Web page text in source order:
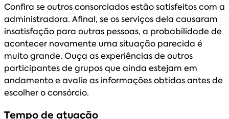
Confira se outros consorciados estão satisfeitos com a
administradora. Afinal, se os serviços dela causaram
insatisfação para outras pessoas, a probabilidade de
acontecer novamente uma situação parecida é
muito grande. Ouça as experiências de outros
participantes de grupos que ainda estejam em
andamento e avalie as informações obtidas antes de
escolher o consórcio.
Tempo de atuação